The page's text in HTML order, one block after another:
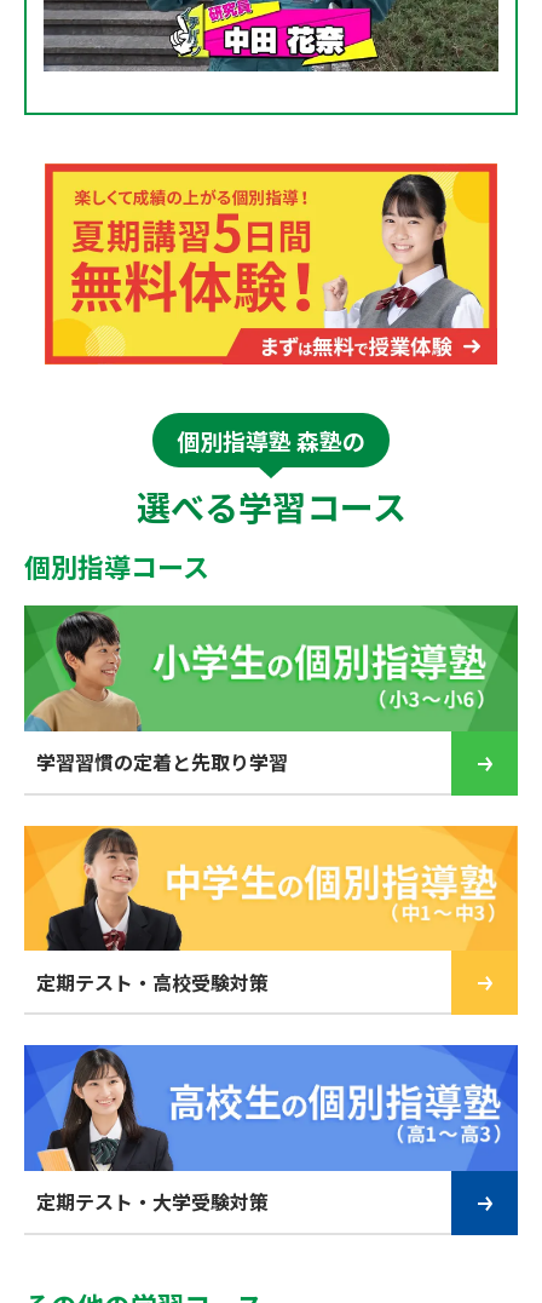
個別指導塾 森塾の
選べる学習コース
個別指導コース
学習習慣の定着と先取り学習
定期テスト・高校受験対策
定期テスト・大学受験対策